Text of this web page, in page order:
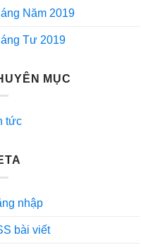
Năm 2019
Tư 2019
MỤC
tức
nhập
bài viết